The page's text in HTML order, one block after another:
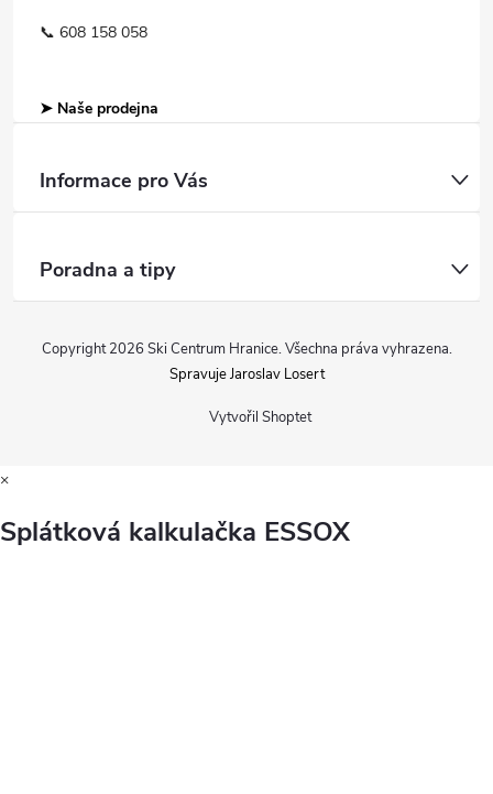
📞 608 158 058
➤ Naše prodejna
Informace pro Vás
Poradna a tipy
Vytvořil Shoptet
Copyright 2026 Ski Centrum Hranice. Všechna práva vyhrazena.
Spravuje Jaroslav Losert
×
Splátková kalkulačka ESSOX